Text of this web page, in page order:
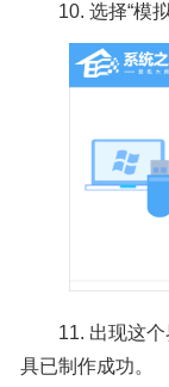
10. 选择“模拟
11. 出现这个
具已制作成功。